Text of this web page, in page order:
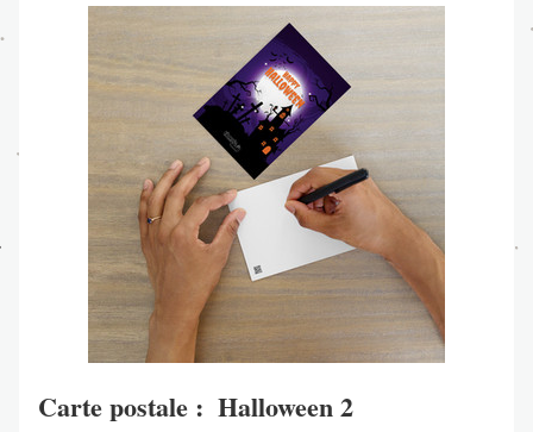
Carte postale :  Halloween 2